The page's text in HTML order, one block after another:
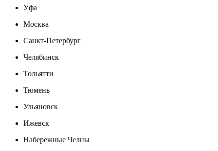
Уфа
Москва
Санкт-Петербург
Челябинск
Тольятти
Тюмень
Ульяновск
Ижевск
Набережные Челны